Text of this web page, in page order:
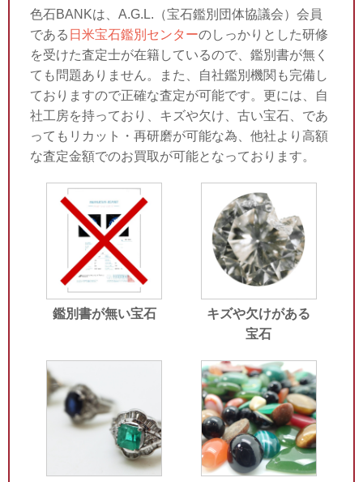
色石BANKは、A.G.L.（宝石鑑別団体協議会）会員
である 日米宝石鑑別センターのしっかりとした研修
を受けた査定士が在籍しているので、鑑別書が無く
ても問題ありません。また、自社鑑別機関も完備し
ておりますので正確な査定が可能です。更には、自
社工房を持っており、キズや欠け、古い宝石、であ
ってもリカット・再研磨が可能な為、他社より高額
な査定金額でのお買取が可能となっております。
鑑別書が無い宝石
キズや欠けがある
宝石